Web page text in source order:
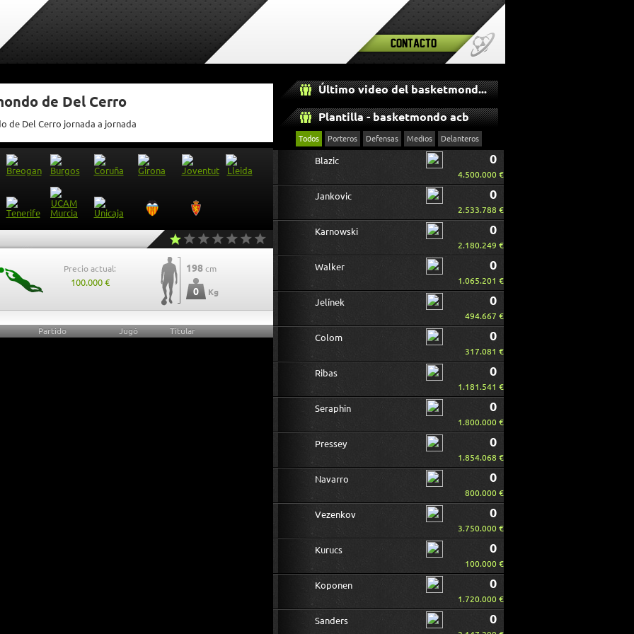
Contacto
de Del Cerro
de Del Cerro jornada a jornada
Precio actual:
100.000 €
198 cm
0 Kg
Partido Jugó Titular
Último video del basketmondo acb
Plantilla - basketmondo acb
Todos Porteros Defensas Medios Delanteros
Blazic 0
4.500.000 €
Jankovic 0
2.533.788 €
Karnowski 0
2.180.249 €
Walker 0
1.065.201 €
Jelínek 0
494.667 €
Colom 0
317.081 €
Ribas 0
1.181.541 €
Seraphin 0
1.800.000 €
Pressey 0
1.854.068 €
Navarro 0
800.000 €
Vezenkov 0
3.750.000 €
Kurucs 0
100.000 €
Koponen 0
1.720.000 €
Sanders 0